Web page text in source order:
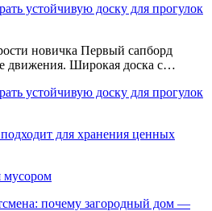
устойчивую доску для прогулок
новичка Первый сапборд
движения. Широкая доска с…
устойчивую доску для прогулок
для хранения ценных
мусором
почему загородный дом —